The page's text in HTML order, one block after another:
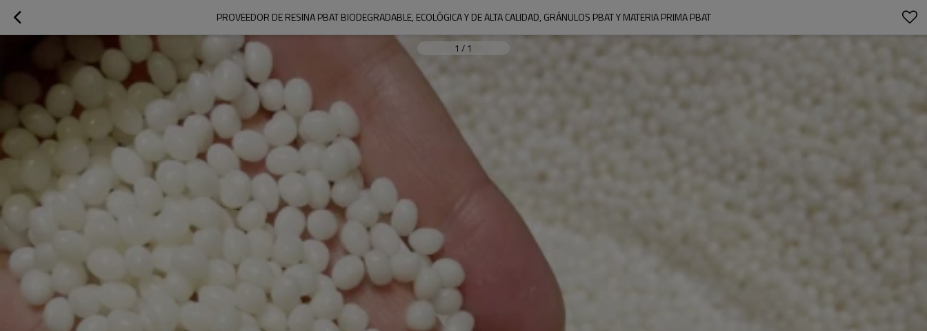
PROVEEDOR DE RESINA PBAT BIODEGRADABLE, ECOLÓGICA Y DE ALTA CALIDAD, GRÁNULOS PBAT Y MATERIA PRIMA PBAT
1 / 1